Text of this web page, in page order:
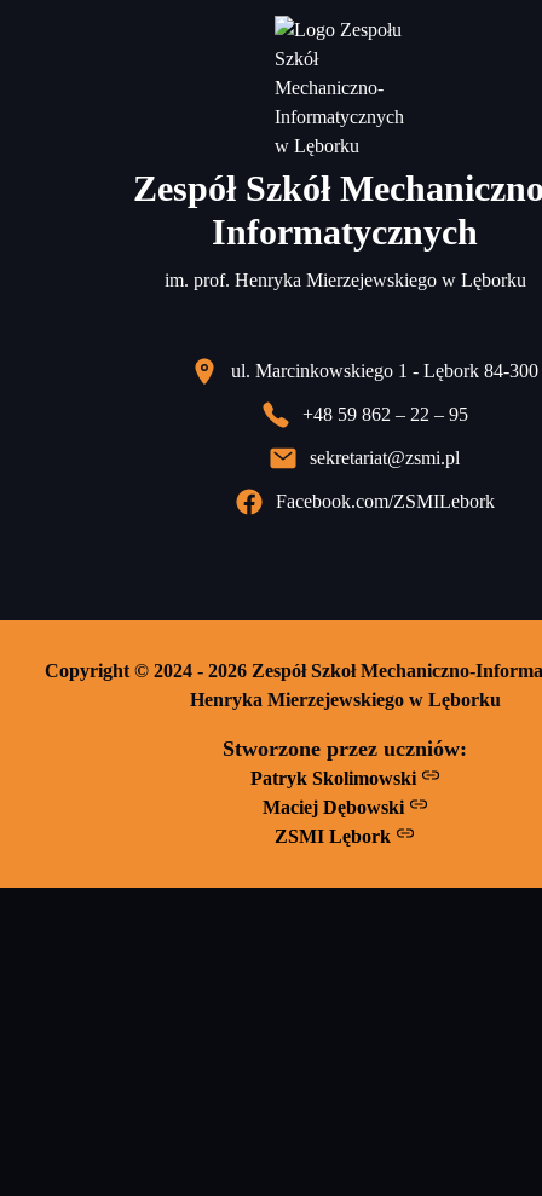
Zespół Szkół
Informatycznych
im. prof. Henryka Mierzejewskiego w Lęborku
ul. Marcinkowskiego 1 - Lębork 84-300
+48 59 862 – 22 – 95
sekretariat@zsmi.pl
Facebook.com/ZSMILebork
Copyright © 2024 - 2026 Zespół Szkoł Mechaniczno-
Henryka Mierzejewskiego w Lęborku
Stworzone przez uczniów:
Patryk Skolimowski
Maciej Dębowski
ZSMI Lębork